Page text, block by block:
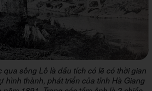
qua sông Lô là dấu tích có lẽ có thời gian
hình thành, phát triển của tỉnh Hà Giang